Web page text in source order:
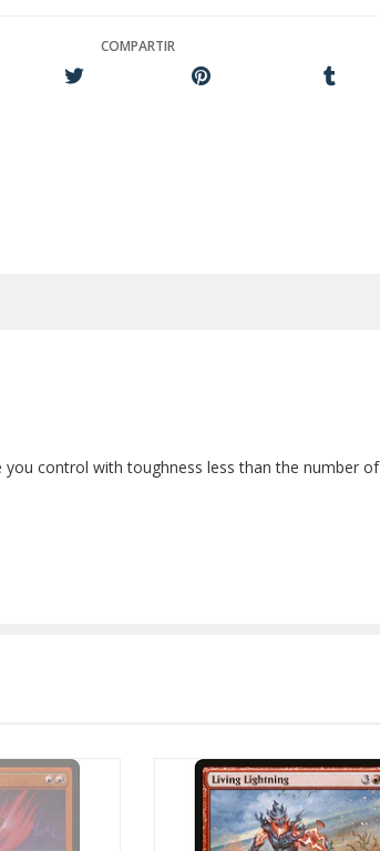
COMPARTIR
control with toughness less than the number of